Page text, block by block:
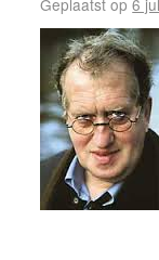
Geplaatst op 6